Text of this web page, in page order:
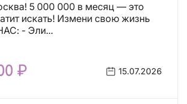
5 000 000 в месяц — это
искать! Измени свою жизнь
сегодня! О НАС: - Эли...
₽ 15.07.2026